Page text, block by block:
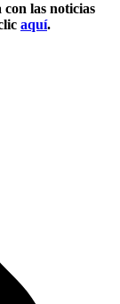
con las noticias
aquí.